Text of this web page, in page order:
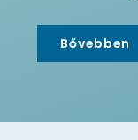
Bővebben